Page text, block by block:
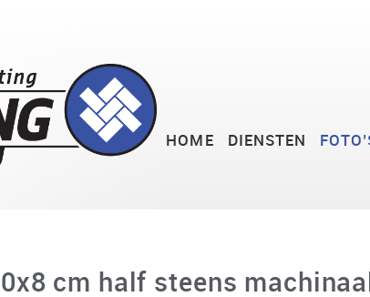
HOME DIENSTEN
cm half steens